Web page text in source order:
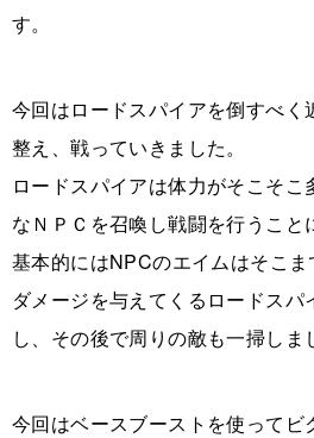
す。
今回はロードスパイアを倒すべく
整え、戦っていきました。
ロードスパイアは体力がそこそこ
なＮＰＣを召喚し戦闘を行うこと
基本的にはNPCのエイムはそこ
ダメージを与えてくるロードス
し、その後で周りの敵も一掃しま
今回はベースブーストを使ってビ